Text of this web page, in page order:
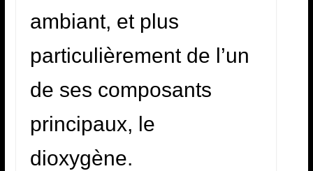
ambiant, et plus
particulièrement de l’un
de ses composants
principaux, le
dioxygène.